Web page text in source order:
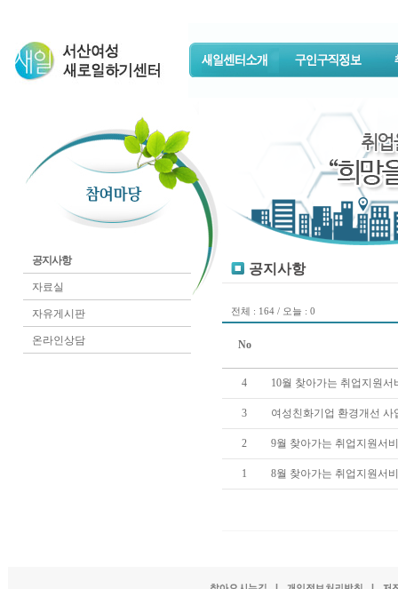
공지사항
자료실
자유게시판
온라인상담
공지사항
전체 : 164 / 오늘 : 0
No
4 10월 찾아가는 취업지원서
3 여성친화기업 환경개선 사
2 9월 찾아가는 취업지원서
1 8월 찾아가는 취업지원서